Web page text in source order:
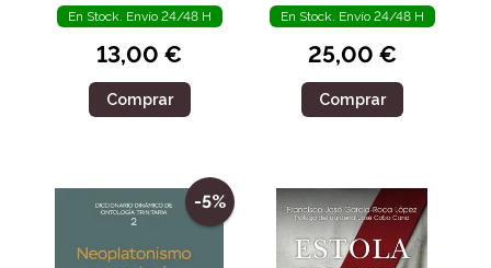
En Stock. Envío 24/48 H
13,00 €
Comprar
En Stock. Envío 24/48 H
25,00 €
Comprar
-5%